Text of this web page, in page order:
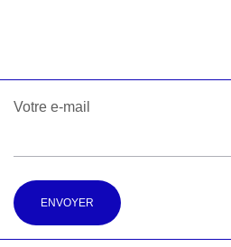
Votre e-mail
Alternative: